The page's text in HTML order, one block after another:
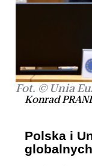
Fot. © Unia
Konrad
Polska i